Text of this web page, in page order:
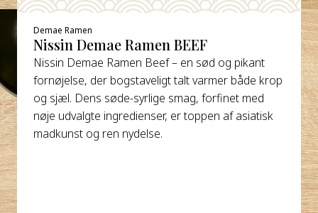
Demae Ramen
Nissin Demae Ramen BEEF
Nissin Demae Ramen Beef – en sød og pikant
fornøjelse, der bogstaveligt talt varmer både krop
og sjæl. Dens søde-syrlige smag, forfinet med
nøje udvalgte ingredienser, er toppen af asiatisk
madkunst og ren nydelse.